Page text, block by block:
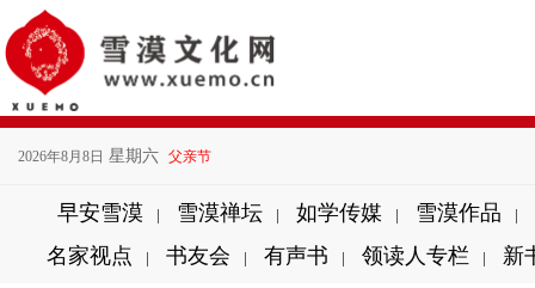
2026年8月8日 星期六 父亲节
早安雪漠 | 雪漠禅坛 | 如学传媒 | 雪漠作品 |
名家视点
| 书友会 | 有声书 | 领读人专栏 | 新